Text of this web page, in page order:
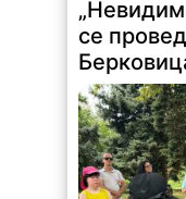
се